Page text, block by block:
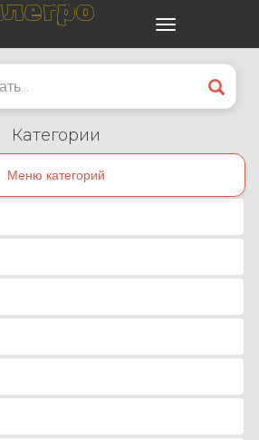
Категории
Меню категорий